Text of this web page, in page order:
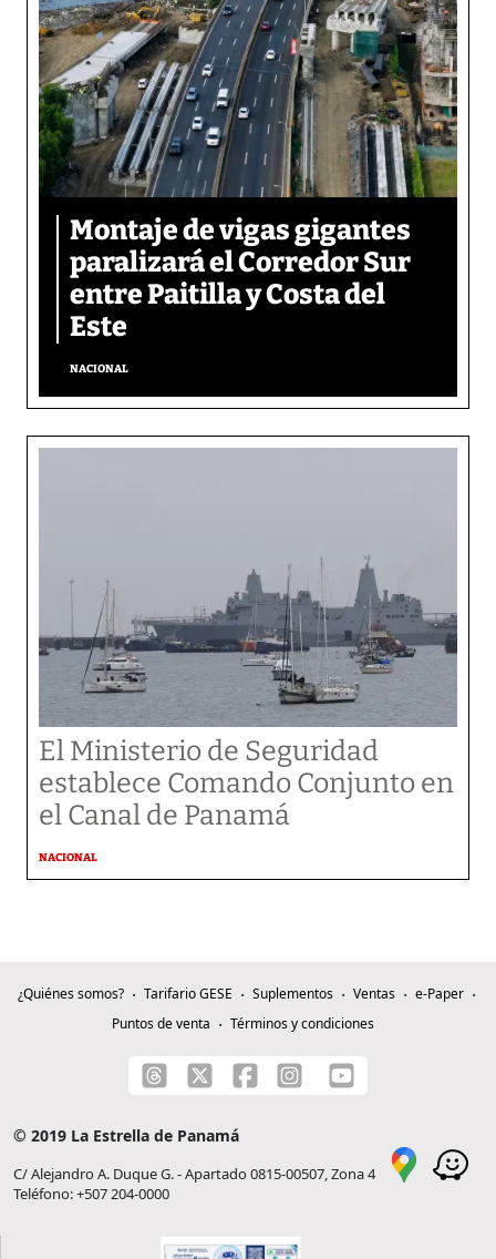
Montaje de vigas gigantes
paralizará el Corredor Sur
entre Paitilla y Costa del
Este
NACIONAL
El Ministerio de Seguridad
establece Comando Conjunto en
el Canal de Panamá
NACIONAL
¿Quiénes somos? Tarifario GESE Suplementos Ventas
e-Paper
Puntos de venta
Términos y condiciones
© 2019 La Estrella de Panamá
C/ Alejandro A. Duque G. - Apartado 0815-00507, Zona 4
Teléfono: +507 204-0000